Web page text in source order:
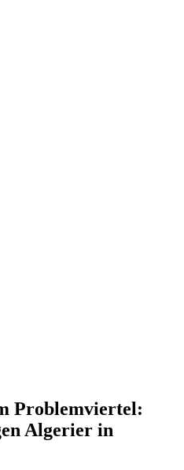
Problemviertel:
Algerier in